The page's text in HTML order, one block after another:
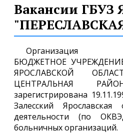
Вакансии ГБУЗ ЯО
Организация
БЮДЖЕТНОЕ
ЯРОСЛАВСКОЙ
ЦЕНТРАЛЬНАЯ
зарегистрирована
Залесский
деятельности (по
больничных организаций.